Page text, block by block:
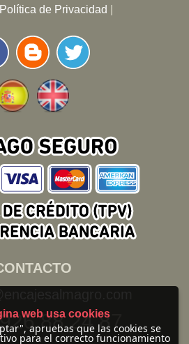
Política de Privacidad
88 24 87
web usa cookies
apruebas que las cookies se
para el correcto funcionamiento